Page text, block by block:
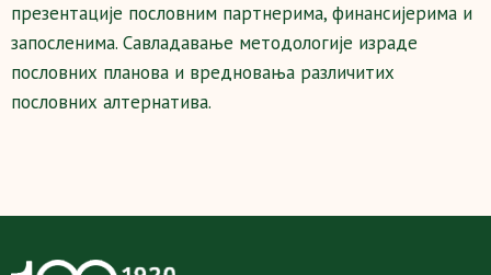
презентације пословним партнерима, финансијерима и
запосленима. Савладавање методологије израде
пословних планова и вредновања различитих
пословних алтернатива.